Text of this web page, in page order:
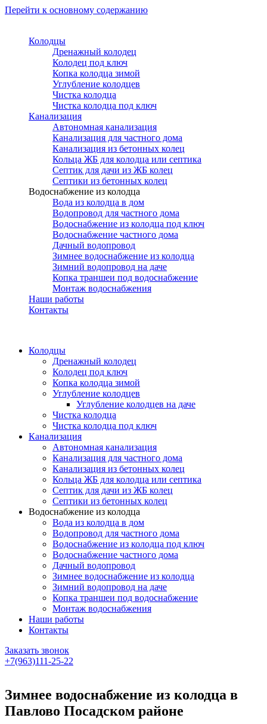
Перейти к основному содержанию
Колодцы
Дренажный колодец
Колодец под ключ
Копка колодца зимой
Углубление колодцев
Чистка колодца
Чистка колодца под ключ
Канализация
Автономная канализация
Канализация для частного дома
Канализация из бетонных колец
Кольца ЖБ для колодца или септика
Септик для дачи из ЖБ колец
Септики из бетонных колец
Водоснабжение из колодца
Вода из колодца в дом
Водопровод для частного дома
Водоснабжение из колодца под ключ
Водоснабжение частного дома
Дачный водопровод
Зимнее водоснабжение из колодца
Зимний водопровод на даче
Копка траншеи под водоснабжение
Монтаж водоснабжения
Наши работы
Контакты
Колодцы
Дренажный колодец
Колодец под ключ
Копка колодца зимой
Углубление колодцев
Углубление колодцев на даче
Чистка колодца
Чистка колодца под ключ
Канализация
Автономная канализация
Канализация для частного дома
Канализация из бетонных колец
Кольца ЖБ для колодца или септика
Септик для дачи из ЖБ колец
Септики из бетонных колец
Водоснабжение из колодца
Вода из колодца в дом
Водопровод для частного дома
Водоснабжение из колодца под ключ
Водоснабжение частного дома
Дачный водопровод
Зимнее водоснабжение из колодца
Зимний водопровод на даче
Копка траншеи под водоснабжение
Монтаж водоснабжения
Наши работы
Контакты
Заказать звонок
+7(963)111-25-22
Зимнее водоснабжение из колодца в
Павлово Посадском районе